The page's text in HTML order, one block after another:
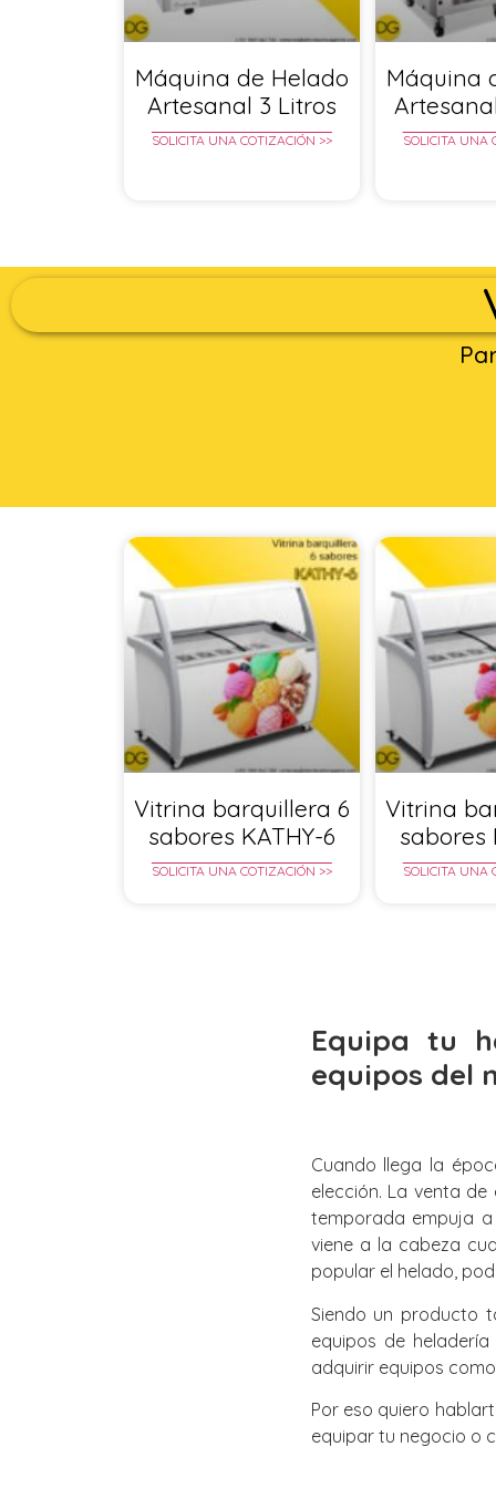
Máquina de Helado
Artesanal 3 Litros
SOLICITA UNA COTIZACIÓN >>
Máquina
SOLICITA UNA
Vitrina barquillera 6
sabores KATHY-6
SOLICITA UNA COTIZACIÓN >>
Vitrina
sabores
SOLICITA UNA
Equipa tu
equipos del
Cuando llega la
elección. La venta
temporada empuja
viene a la cabeza
popular el helado,
Siendo un producto
equipos de
adquirir equipos
Por eso quiero
equipar tu negocio o